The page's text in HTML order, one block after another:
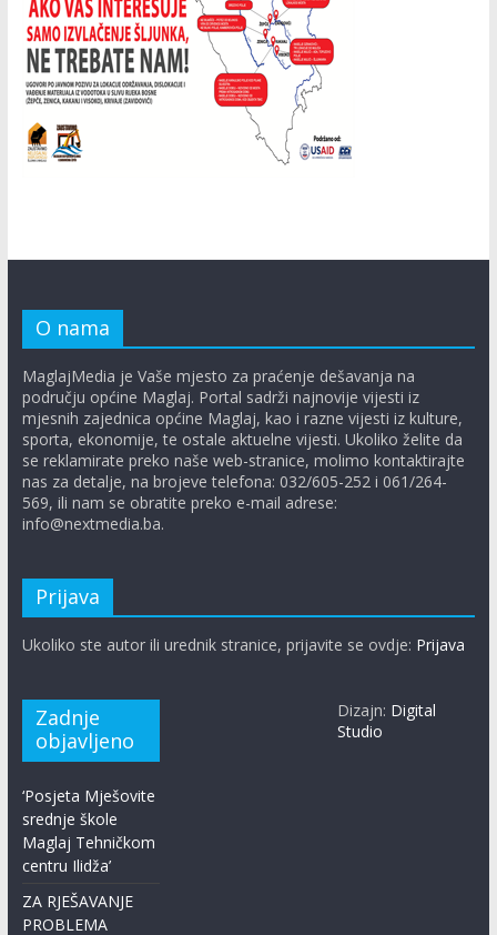
O nama
MaglajMedia je Vaše mjesto za praćenje dešavanja na
području općine Maglaj. Portal sadrži najnovije vijesti iz
mjesnih zajednica općine Maglaj, kao i razne vijesti iz kulture,
sporta, ekonomije, te ostale aktuelne vijesti. Ukoliko želite da
se reklamirate preko naše web-stranice, molimo kontaktirajte
nas za detalje, na brojeve telefona: 032/605-252 i 061/264-
569, ili nam se obratite preko e-mail adrese:
info@nextmedia.ba.
Prijava
Ukoliko ste autor ili urednik stranice, prijavite se ovdje: Prijava
Zadnje
objavljeno
‘Posjeta Mješovite
srednje škole
Maglaj Tehničkom
centru Ilidža’
ZA RJEŠAVANJE
PROBLEMA
Dizajn: Digital
Studio